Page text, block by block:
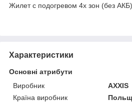
Жилет с подогревом 4х зон (без
Характеристики
Основні атрибути
Виробник
AXXIS
Країна виробник